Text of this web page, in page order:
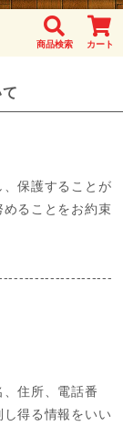
商品検索 カート
保護することが
ることをお約束
住所、電話番
得る情報をいい